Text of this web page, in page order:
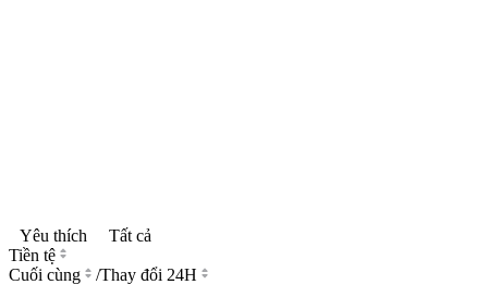
Yêu thích
Tất cả
Tiền tệ
Cuối cùng
/Thay đổi 24H